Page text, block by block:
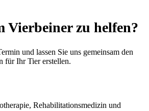
Vierbeiner zu helfen?
und lassen Sie uns gemeinsam den
für Ihr Tier erstellen.
Rehabilitationsmedizin und